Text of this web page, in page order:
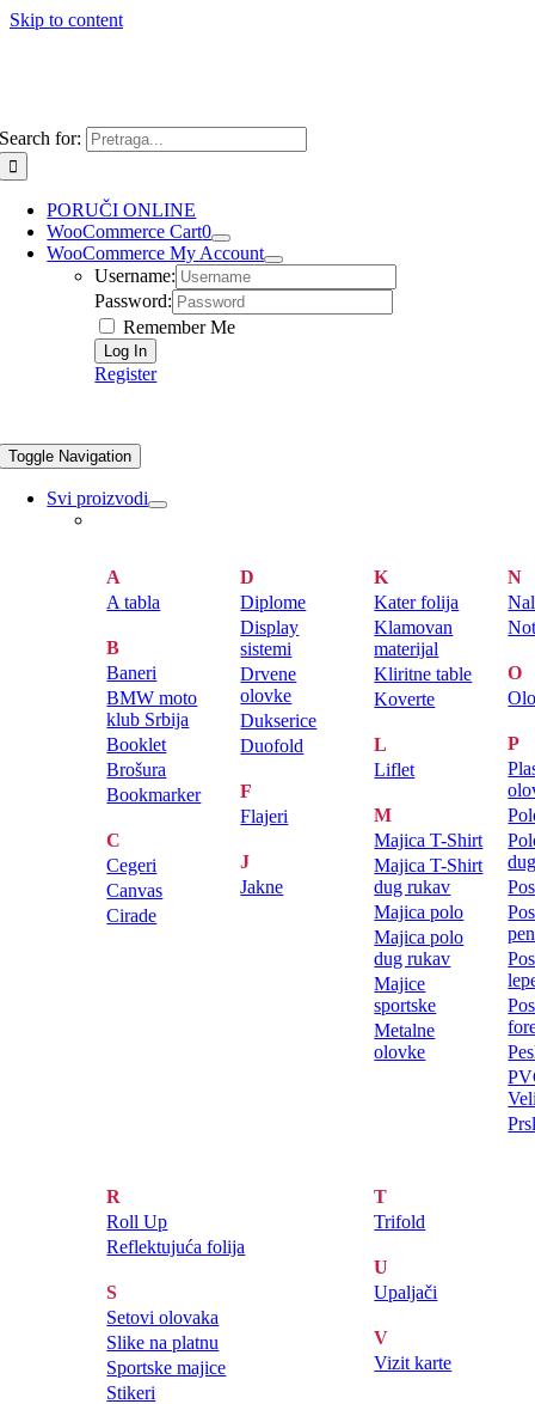
Skip to content
Search for:
PORUČI ONLINE
WooCommerce Cart0
WooCommerce My Account
Username:
Password:
Remember Me
Register
Toggle Navigation
Svi proizvodi
A
A tabla
B
Baneri
BMW moto
klub Srbija
Booklet
Brošura
Bookmarker
C
Cegeri
Canvas
Cirade
D
Diplome
Display
sistemi
Drvene
olovke
Dukserice
Duofold
F
Flajeri
J
Jakne
K
Kater folija
Klamovan
materijal
Kliritne table
Koverte
L
Liflet
M
Majica T-Shirt
Majica T-Shirt
dug rukav
Majica polo
Majica polo
dug rukav
Majice
sportske
Metalne
olovke
N
O
P
R
Roll Up
Reflektujuća folija
S
Setovi olovaka
Slike na platnu
Sportske majice
Stikeri
T
Trifold
U
Upaljači
V
Vizit karte